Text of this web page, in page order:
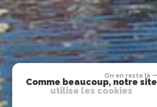
On en reste là
Comme beaucoup, notre site
utilise les cookies